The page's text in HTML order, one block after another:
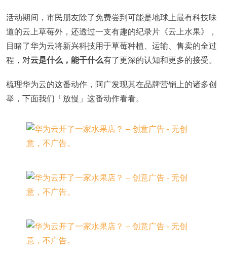
活动期间，市民朋友除了免费尝到可能是地球上最有科技味
道的云上草莓外，还透过一支有趣的纪录片《云上水果》，
目睹了华为云将新兴科技用于草莓种植、运输、售卖的全过
程，对云是什么，能干什么有了更深的认知和更多的接受。
梳理华为云的这番动作，阿广发现其在品牌营销上的诸多创
举，下面我们「放慢」这番动作看看。